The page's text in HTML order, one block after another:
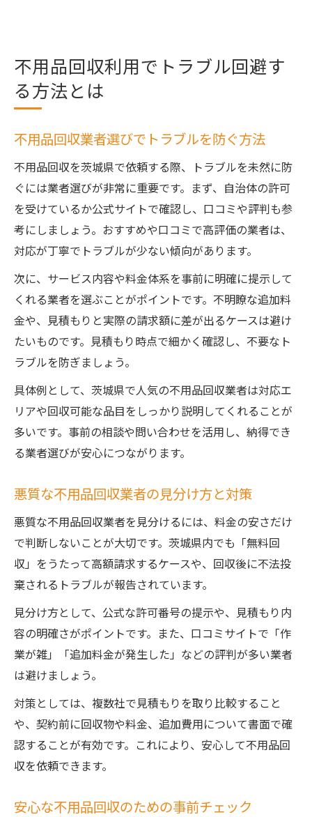
不用品回収利用でトラブル回避す
る方法とは
不用品回収業者選びでトラブルを防ぐ方法
不用品回収を茨城県で依頼する際、トラブルを未然に防
ぐには業者選びが非常に重要です。まず、自治体の許可
を受けているか公式サイトで確認し、口コミや評判も参
考にしましょう。おすすめや口コミで高評価の業者は、
対応が丁寧でトラブルが少ない傾向があります。
次に、サービス内容や料金体系を事前に明確に提示して
くれる業者を選ぶことがポイントです。不明瞭な追加料
金や、見積もりと実際の請求額に差が出るケースは避け
たいものです。見積もり時点で細かく確認し、不要なト
ラブルを防ぎましょう。
具体例として、茨城県で人気の不用品回収業者は対応エ
リアや回収可能な品目をしっかり説明してくれることが
多いです。事前の相談や問い合わせを活用し、納得でき
る業者選びが安心につながります。
悪質な不用品回収業者の見分け方と対策
悪質な不用品回収業者を見分けるには、料金の安さだけ
で判断しないことが大切です。茨城県内でも「無料回
収」をうたって高額請求するケースや、回収後に不法投
棄されるトラブルが報告されています。
見分け方として、公式な許可番号の提示や、見積もり内
容の明確さがポイントです。また、口コミサイトで「作
業が雑」「追加料金が発生した」などの評判が多い業者
は避けましょう。
対策としては、複数社で見積もりを取り比較すること
や、契約前に回収物や料金、追加費用について書面で確
認することが有効です。これにより、安心して不用品回
収を依頼できます。
安心な不用品回収のための事前チェック